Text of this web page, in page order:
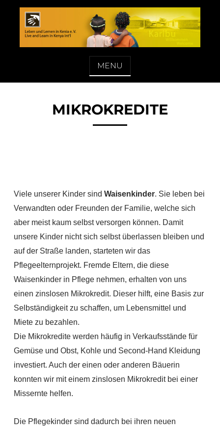
content
LEBEN UND LERNEN IN KENIA E. V.
MENU
MIKROKREDITE
Viele unserer Kinder sind Waisenkinder. Sie leben bei
Verwandten oder Freunden der Familie, welche sich
aber meist kaum selbst versorgen können. Damit
unsere Kinder nicht sich selbst überlassen bleiben und
auf der Straße landen, starteten wir das
Pflegeelternprojekt. Fremde Eltern, die diese
Waisenkinder in Pflege nehmen, erhalten von uns
einen zinslosen Mikrokredit. Dieser hilft, eine Basis zur
Selbständigkeit zu schaffen, um Lebensmittel und
Miete zu bezahlen.
Die Mikrokredite werden häufig in Verkaufsstände für
Gemüse und Obst, Kohle und Second-Hand Kleidung
investiert. Auch der einen oder anderen Bäuerin
konnten wir mit einem zinslosen Mikrokredit bei einer
Missernte helfen.
Die Pflegekinder sind dadurch bei ihren neuen